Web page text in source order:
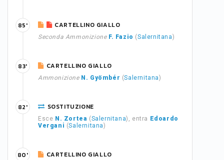
CARTELLINO GIALLO
Seconda Ammonizione F. Fazio (Salernitana)
85'
CARTELLINO GIALLO
Ammonizione N. Gyömbér (Salernitana)
83'
SOSTITUZIONE
Esce N. Zortea (Salernitana), entra
Edoardo
Vergani (Salernitana)
82'
CARTELLINO GIALLO
80'